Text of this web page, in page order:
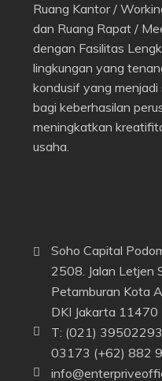
Ruang Kantor /
dan Ruang Rapat /
dengan Fasilitas
lingkungan yang
kondusif yang
bagi keberhasilan
meningkatkan
usaha.
Soho Capital
2508. Jalan Letjen
Petamburan Kota
DKI Jakarta 11470
T: (021)
03173 (+62) 882